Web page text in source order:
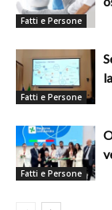
Fatti e Persone
Fatti e Persone
Fatti e Persone